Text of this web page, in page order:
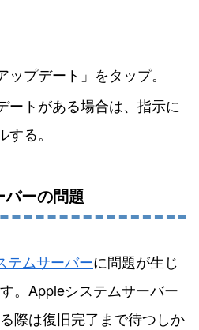
ップデート」をタップ。
ートがある場合は、指示に
る。
ーの問題
テムサーバーに問題が生じ
。Appleシステムサーバー
際は復旧完了まで待つしか